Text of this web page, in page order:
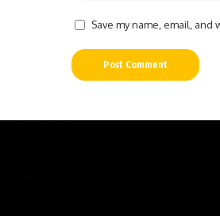
Save my name, email,